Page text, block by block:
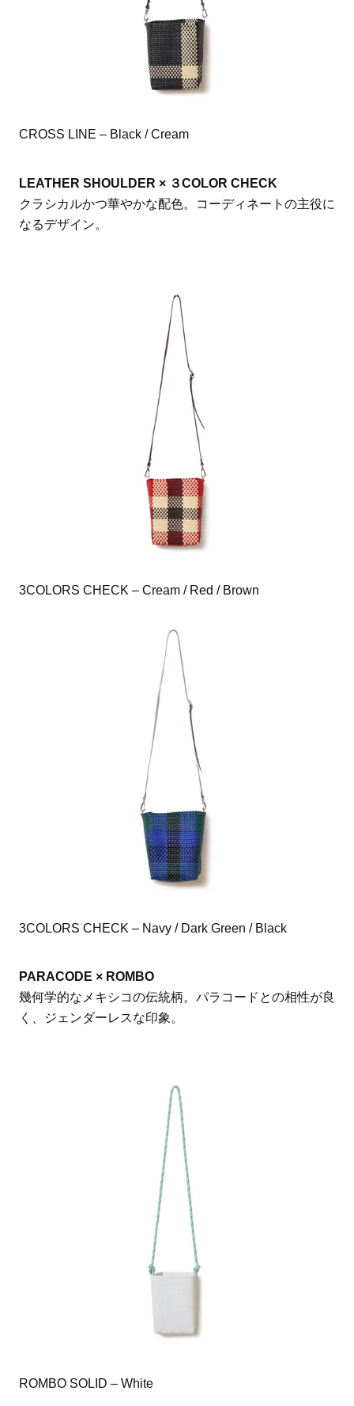
CROSS LINE – Black / Cream
LEATHER SHOULDER × ３COLOR CHECK
クラシカルかつ華やかな配色。コーディネートの主役に
なるデザイン。
3COLORS CHECK – Cream / Red / Brown
3COLORS CHECK – Navy / Dark Green / Black
PARACODE × ROMBO
幾何学的なメキシコの伝統柄。パラコードとの相性が良
く、ジェンダーレスな印象。
ROMBO SOLID – White